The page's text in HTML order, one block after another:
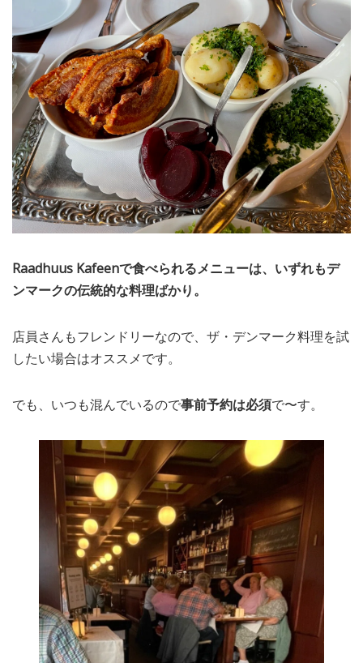
Raadhuus Kafeenで食べられるメニューは、いずれもデ
ンマークの伝統的な料理ばかり。
店員さんもフレンドリーなので、ザ・デンマーク料理を試
したい場合はオススメです。
でも、いつも混んでいるので事前予約は必須で〜す。